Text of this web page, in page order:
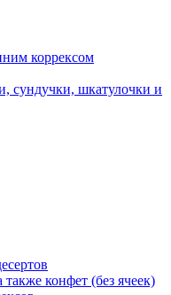
коррексом
сундучки, шкатулочки и
конфет (без ячеек)